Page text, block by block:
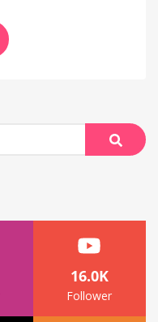
Suche
16.0K
Follower